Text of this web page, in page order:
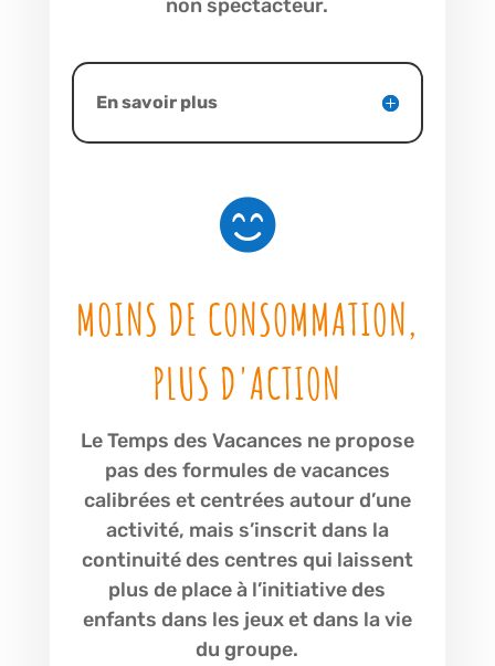
non spectacteur.
En savoir plus

MOINS DE CONSOMMATION,
PLUS D'ACTION
Le Temps des Vacances ne propose
pas des formules de vacances
calibrées et centrées autour d’une
activité, mais s’inscrit dans la
continuité des centres qui laissent
plus de place à l’initiative des
enfants dans les jeux et dans la vie
du groupe.